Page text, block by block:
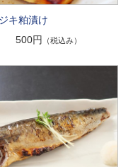
キ粕漬け
500円
（税込み）